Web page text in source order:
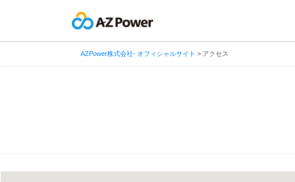
AZPower株式会社- オフィシャルサイト > アクセス